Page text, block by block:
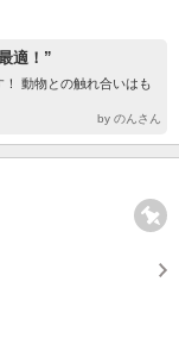
適！”
動物との触れ合いはも
by のんさん